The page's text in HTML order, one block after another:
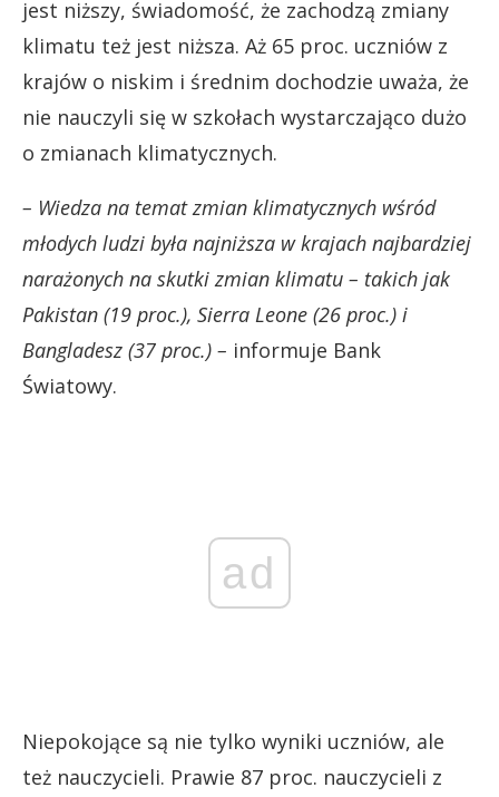
jest niższy, świadomość, że zachodzą zmiany
klimatu też jest niższa. Aż 65 proc. uczniów z
krajów o niskim i średnim dochodzie uważa, że
nie nauczyli się w szkołach wystarczająco dużo
o zmianach klimatycznych.
– Wiedza na temat zmian klimatycznych wśród
młodych ludzi była najniższa w krajach najbardziej
narażonych na skutki zmian klimatu – takich jak
Pakistan (19 proc.), Sierra Leone (26 proc.) i
Bangladesz (37 proc.) – informuje Bank
Światowy.
ad
Niepokojące są nie tylko wyniki uczniów, ale
też nauczycieli. Prawie 87 proc. nauczycieli z